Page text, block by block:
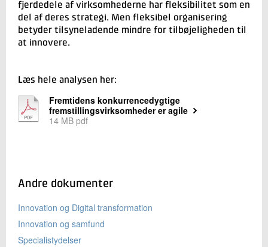
fjerdedele af virksomhederne har fleksibilitet som en
del af deres strategi. Men fleksibel organisering
betyder tilsyneladende mindre for tilbøjeligheden til
at innovere.
Læs hele analysen her:
Fremtidens konkurrencedygtige
fremstillingsvirksomheder er agile
14 MB pdf
Andre dokumenter
Innovation og Digital transformation
Innovation og samfund
Specialistydelser